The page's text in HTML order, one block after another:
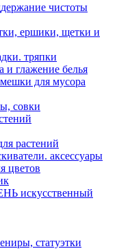
чистоты
ершики, щетки и
тряпки
и глажение белья
для мусора
совки
растений
аксессуары
цветов
искусственный
статуэтки